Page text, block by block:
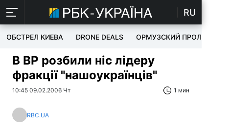
RU
ОБСТРЕЛ КИЕВА DRONE DEALS ОРМУЗСКИЙ ПРОЛИВ
В ВР розбили ніс лідеру
фракції "нашоукраїнців"
10:45 09.02.2006 Чт 1 мин
RBC.UA